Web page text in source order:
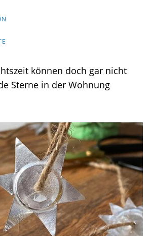
können doch gar nicht
Sterne in der Wohnung